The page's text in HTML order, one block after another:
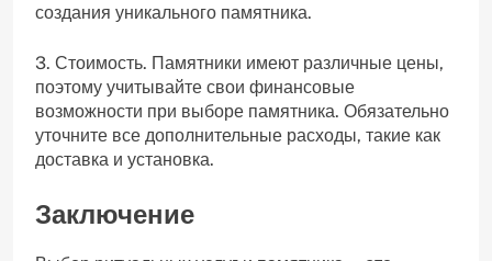
создания уникального памятника.
3. Стоимость. Памятники имеют различные цены,
поэтому учитывайте свои финансовые
возможности при выборе памятника. Обязательно
уточните все дополнительные расходы, такие как
доставка и установка.
Заключение